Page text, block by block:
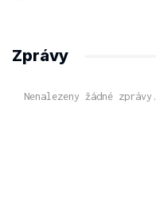
Zprávy
Nenalezeny žádné zprávy.